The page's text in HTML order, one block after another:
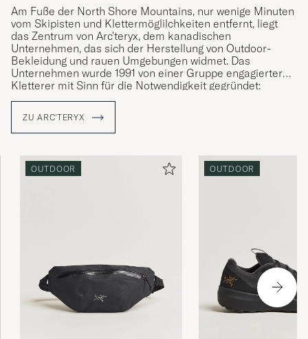
Am Fuße der North Shore Mountains, nur wenige Minuten
vom Skipisten und Klettermöglilchkeiten entfernt, liegt
das Zentrum von Arc'teryx, dem kanadischen
Unternehmen, das sich der Herstellung von Outdoor-
Bekleidung und rauen Umgebungen widmet. Das
Unternehmen wurde 1991 von einer Gruppe engagierter
Kletterer mit Sinn für die Notwendigkeit gegründet:
einfache Lösungen für komplexe Herausforderungen und
unabhängig von äußeren Bedingungen in dem Moment zu
leben. Die Nachbarschaft ist ein ausgezeichnetes
Produkten, die über einen längeren Zeitraum hinweg eine
über den Erwartungen liegende Leistung erbringen, wobei
ZU ARC'TERYX
OUTDOOR OUTDOOR